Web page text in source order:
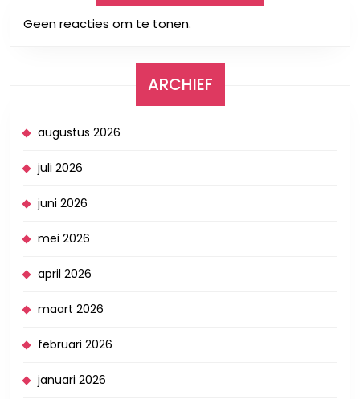
Geen reacties om te tonen.
ARCHIEF
augustus 2026
juli 2026
juni 2026
mei 2026
april 2026
maart 2026
februari 2026
januari 2026